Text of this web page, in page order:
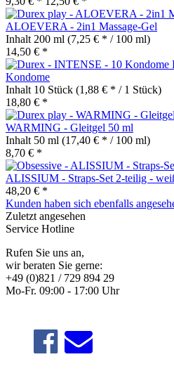
ALOEVERA - 2in1 Massage-Gel
Inhalt 200 ml (7,25 € * / 100 ml)
14,50 € *
Kondome
Inhalt 10 Stück (1,88 € * / 1 Stück)
18,80 € *
WARMING - Gleitgel 50 ml
Inhalt 50 ml (17,40 € * / 100 ml)
8,70 € *
ALISSIUM - Straps-Set 2-teilig -
48,20 € *
Kunden haben sich ebenfalls
Zuletzt angesehen
Service Hotline
Rufen Sie uns an,
wir beraten Sie gerne:
+49 (0)821 / 729 894 29
Mo-Fr. 09:00 - 17:00 Uhr